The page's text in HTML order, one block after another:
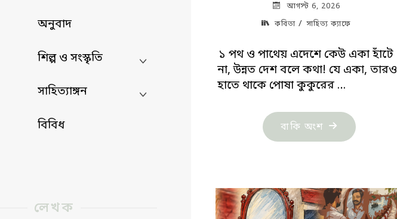
অনুবাদ
শিল্প ও সংস্কৃতি
সাহিত্যাঙ্গন
বিবিধ
লেখক
আগস্ট 6, 2026
কবিতা/ সাহিত্য ক্যাফে
১ পথ ও পাথেয় এদেশে কেউ একা হাঁটে
না, উন্নত দেশ বলে কথা! যে একা, তারও
হাতে থাকে পোষা কুকুরের …
বাকি অংশ "দিলারা
হাফিজের